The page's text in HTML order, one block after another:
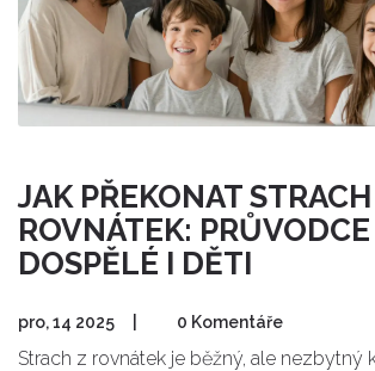
JAK PŘEKONAT
ROVNÁTEK: PRŮVODCE
DOSPĚLÉ I DĚTI
pro, 14 2025 0 Komentáře
Strach z rovnátek je běžný, ale nezbytný